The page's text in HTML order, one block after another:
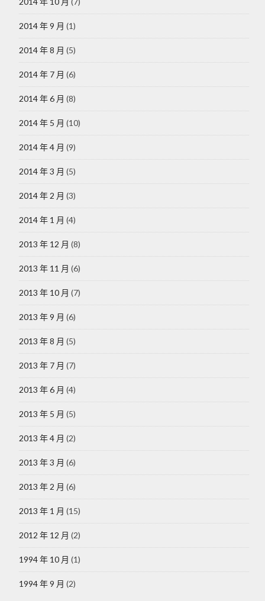
2014 年 9 月 (1)
2014 年 8 月 (5)
2014 年 7 月 (6)
2014 年 6 月 (8)
2014 年 5 月 (10)
2014 年 4 月 (9)
2014 年 3 月 (5)
2014 年 2 月 (3)
2014 年 1 月 (4)
2013 年 12 月 (8)
2013 年 11 月 (6)
2013 年 10 月 (7)
2013 年 9 月 (6)
2013 年 8 月 (5)
2013 年 7 月 (7)
2013 年 6 月 (4)
2013 年 5 月 (5)
2013 年 4 月 (2)
2013 年 3 月 (6)
2013 年 2 月 (6)
2013 年 1 月 (15)
2012 年 12 月 (2)
1994 年 10 月 (1)
1994 年 9 月 (2)